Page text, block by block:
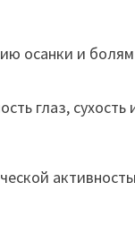
осанки и
глаз, сухость